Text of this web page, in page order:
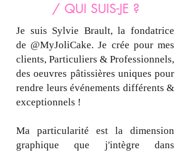
/ QUI SUIS-JE ?
Je suis Sylvie Brault, la fondatrice
de @MyJoliCake. Je crée pour mes
clients, Particuliers & Professionnels,
des oeuvres pâtissières uniques pour
rendre leurs événements différents &
exceptionnels !
Ma particularité est la dimension
graphique que j'intègre dans